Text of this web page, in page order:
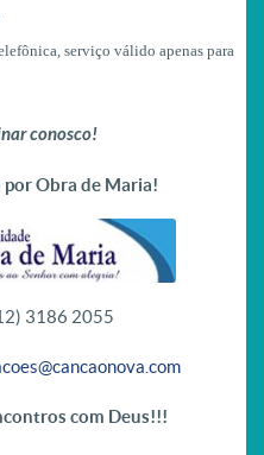
serviço válido apenas para
conosco!
por Obra de Maria!
3186 2055
com Deus!!!